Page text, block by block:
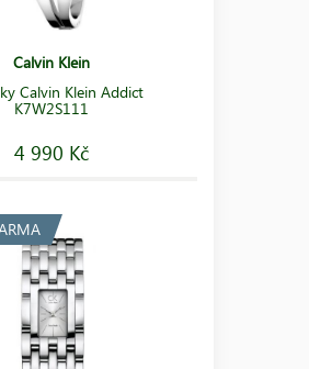
Calvin Klein
Calvin Klein Addict
K7W2S111
4 990 Kč